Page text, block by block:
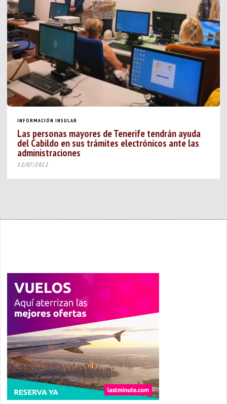
INFORMACIÓN INSULAR
Las personas mayores de Tenerife tendrán ayuda
del Cabildo en sus trámites electrónicos ante las
administraciones
12/07/2022